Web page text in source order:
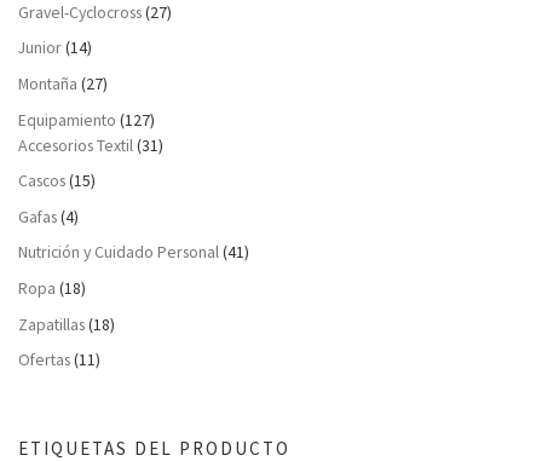
Gravel-Cyclocross(27)
Junior(14)
Montaña (27)
Equipamiento (127)
Accesorios Textil (31)
Cascos(15)
Gafas(4)
Nutrición y Cuidado Personal(41)
Ropa (18)
Zapatillas(18)
Ofertas(11)
ETIQUETAS DEL PRODUCTO